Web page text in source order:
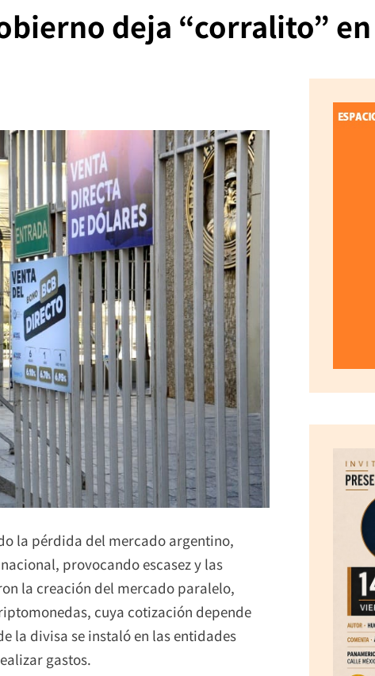
deja “corralito”
la pérdida del mercado argentino,
provocando escasez y las
la creación del mercado paralelo,
cuya cotización depende
la divisa se instaló en las entidades
gastos.